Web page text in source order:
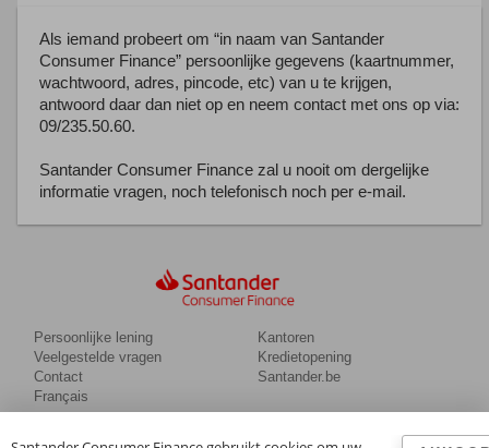
Als iemand probeert om “in naam van Santander
Consumer Finance” persoonlijke gegevens (kaartnummer,
wachtwoord, adres, pincode, etc) van u te krijgen,
antwoord daar dan niet op en neem contact met ons op via:
09/235.50.60.
Santander Consumer Finance zal u nooit om dergelijke
informatie vragen, noch telefonisch noch per e-mail.
Persoonlijke lening
Kantoren
Veelgestelde vragen
Kredietopening
Contact
Santander.be
Français
© Open Bank S.A. Juridische informatie